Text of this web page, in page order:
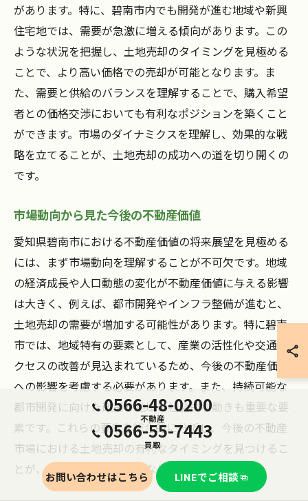
があります。特に、碧南市内でも開発が進む地域や新興
住宅地では、需要が急激に増える傾向があります。この
ような状況を把握し、土地売却のタイミングを見極める
ことで、より高い価格での売却が可能となります。ま
た、需要と供給のバランスを理解することで、購入希望
者との価格交渉においても有利なポジションを築くこと
ができます。市場のダイナミクスを理解し、効果的な戦
略を立てることが、土地売却の成功への道を切り開くの
です。
市場動向から見た今後の不動産価値
愛知県碧南市における不動産価値の将来展望を見極める
には、まず市場動向を理解することが不可欠です。地域
の経済成長や人口動態の変化が不動産価値に与える影響
は大きく、例えば、都市開発やインフラ整備が進むと、
土地売却の需要が増加する可能性があります。特に碧南
市では、地域特有の要素として、産業の活性化や交通ア
クセスの改善が見込まれているため、今後の不動産価値
への影響を考慮する必要があります。また、持続可能な
都市開発に向けた政策や地域の社会的な動きも重要な要
素です。これらの要素を総合的に分析し、今後の不動産
市場における土地売却の有利なタイミングを見つけるこ
とが、成功するための鍵となります。
0566-48-0200
不動産
0566-55-7443
買取
お問い合わせはこちら LINEでご相談